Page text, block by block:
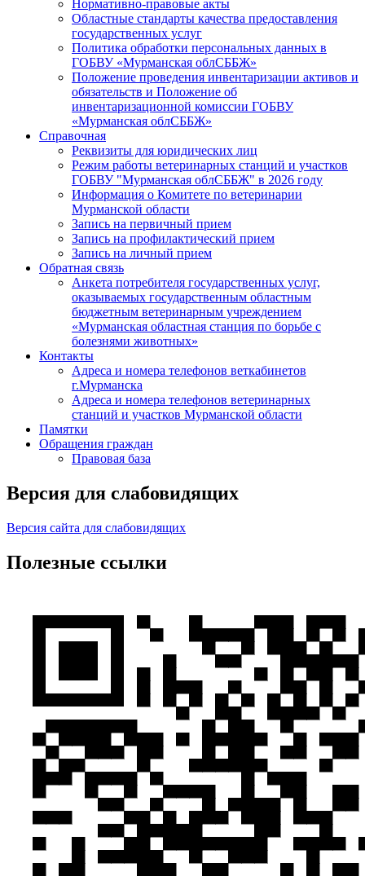
Нормативно-правовые акты
Областные стандарты качества предоставления
государственных услуг
Политика обработки персональных данных в
ГОБВУ «Мурманская облСББЖ»
Положение проведения инвентаризации активов и
обязательств и Положение об
инвентаризационной комиссии ГОБВУ
«Мурманская облСББЖ»
Справочная
Реквизиты для юридических лиц
Режим работы ветеринарных станций и участков
ГОБВУ "Мурманская облСББЖ" в 2026 году
Информация о Комитете по ветеринарии
Мурманской области
Запись на первичный прием
Запись на профилактический прием
Запись на личный прием
Обратная связь
Анкета потребителя государственных услуг,
оказываемых государственным областным
бюджетным ветеринарным учреждением
«Мурманская областная станция по борьбе с
болезнями животных»
Контакты
Адреса и номера телефонов веткабинетов
г.Мурманска
Адреса и номера телефонов ветеринарных
станций и участков Мурманской области
Памятки
Обращения граждан
Правовая база
Версия для слабовидящих
Версия сайта для слабовидящих
Полезные ссылки